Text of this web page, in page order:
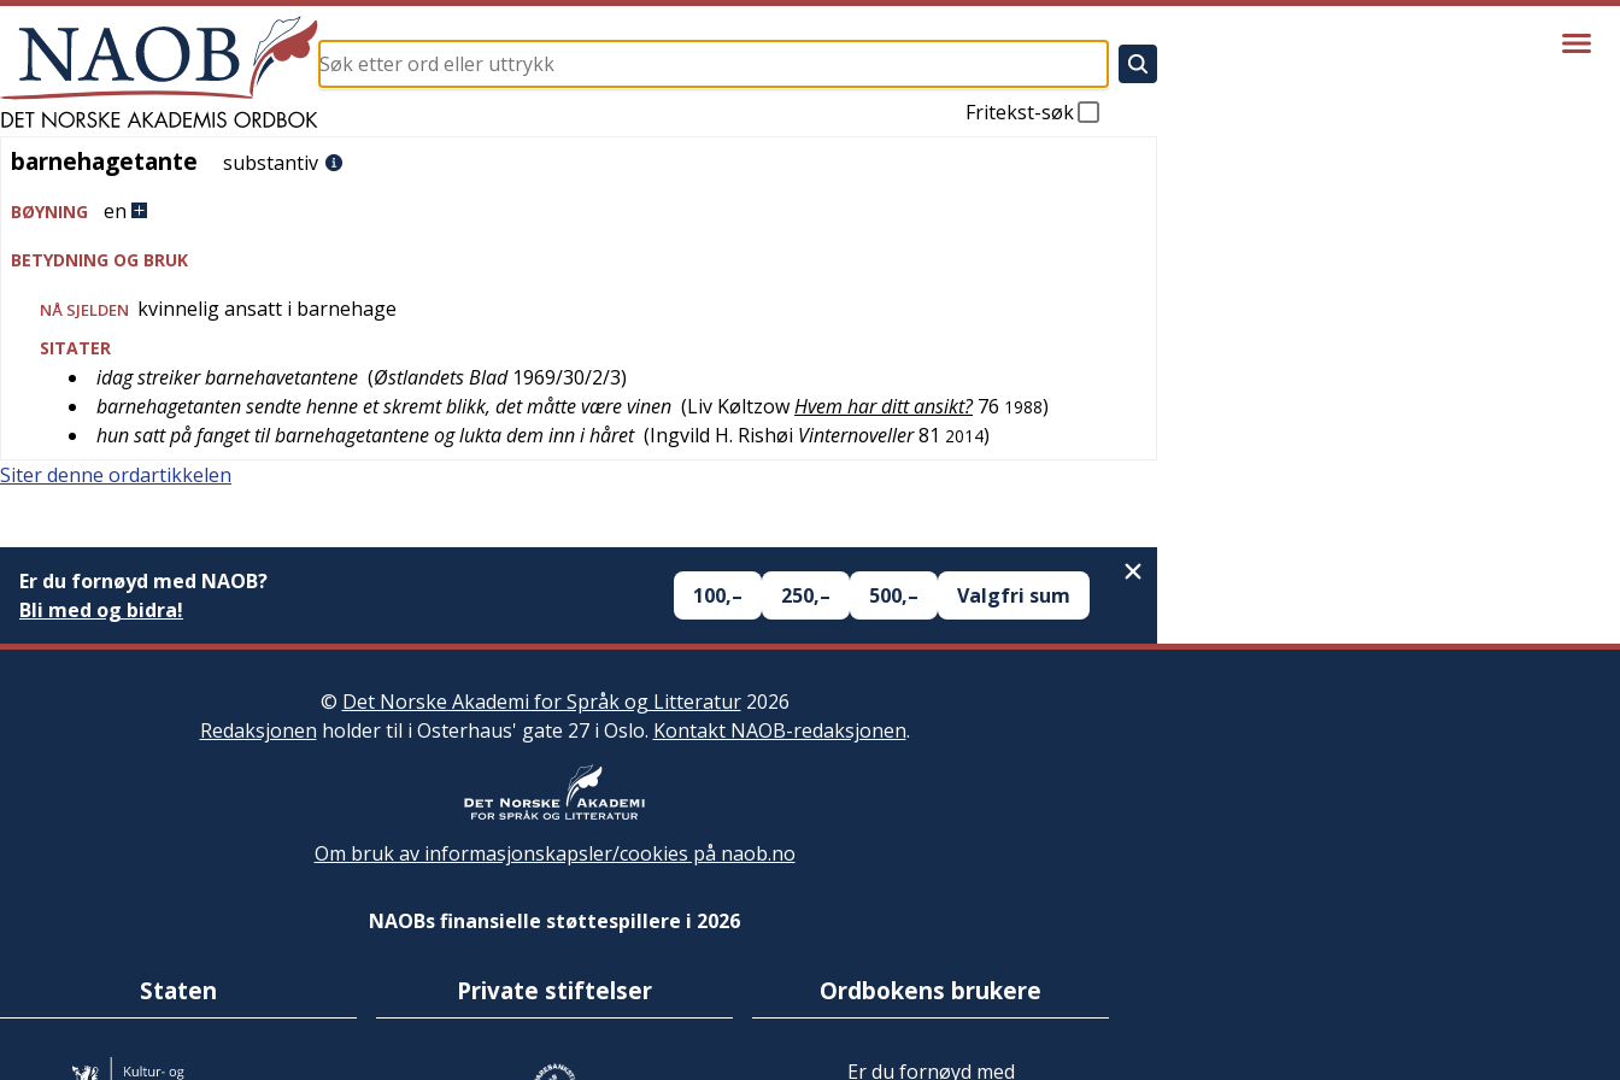
Fritekst-søk
barnehagetante
barnehagetante substantiv
BØYNING en
BETYDNING OG BRUK
NÅ SJELDEN kvinnelig ansatt i barnehage
SITATER
idag streiker barnehavetantene (Østlandets Blad 1969/30/2/3)
barnehagetanten sendte henne et skremt blikk, det måtte være vinen (Liv KøltzowHvem har ditt ansikt? 76 1988)
hun satt på fanget til barnehagetantene og lukta dem inn i håret (Ingvild H. Rishøi Vinternoveller81 2014)
Siter denne ordartikkelen
Er du fornøyd med NAOB?
Bli med og bidra!
100,– 250,– 500,– Valgfri sum
© Det Norske Akademi for Språk og Litteratur2026
Redaksjonen holder til i Osterhaus' gate 27 i Oslo. Kontakt NAOB-redaksjonen.
Om bruk av informasjonskapsler/cookies på naob.no
NAOBs finansielle støttespillere i 2026
Staten Private stiftelser Ordbokens brukere
Er du fornøyd med